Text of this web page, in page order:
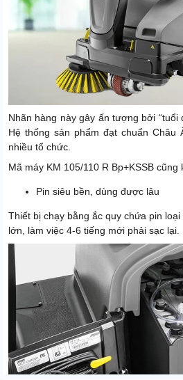
Nhãn hàng này gây ấn tượng bởi “tuổi
Hệ thống sản phẩm đạt chuẩn Châu
nhiều tổ chức.
Mã máy KM 105/110 R Bp+KSSB cũng
Pin siêu bền, dùng được lâu
Thiết bị chạy bằng ắc quy chứa pin
lớn, làm việc 4-6 tiếng mới phải sạc lại.